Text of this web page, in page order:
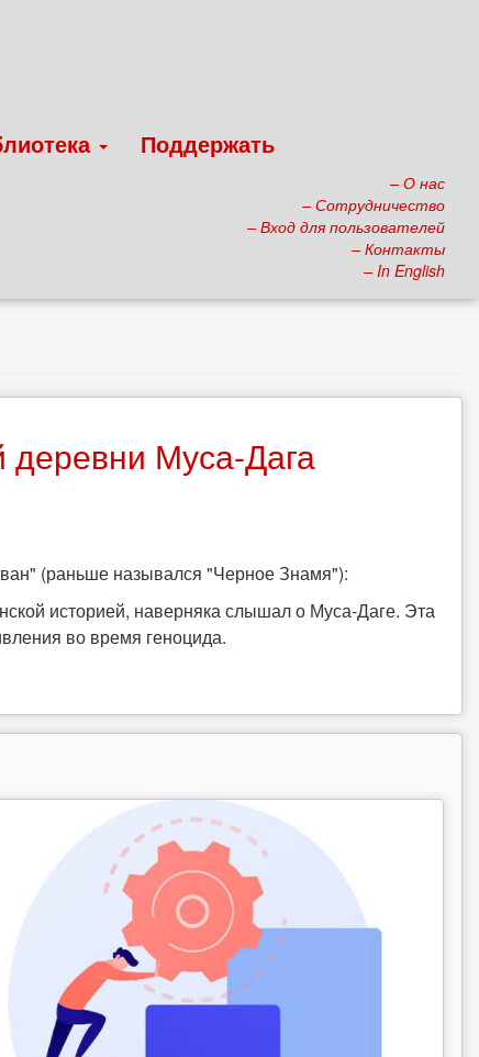
Поддержать
– О нас
– Сотрудничество
– Вход для пользователей
– Контакты
– In English
Муса-Дага
(раньше назывался "Черное Знамя"):
историей, наверняка слышал о Муса-Даге. Эта
во время геноцида.